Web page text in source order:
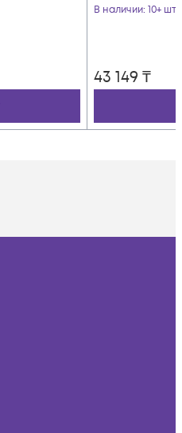
В наличии: 10+ шт
43 149 ₸